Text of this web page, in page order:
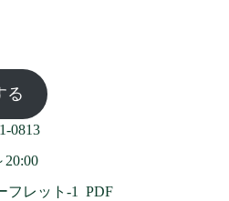
る
0813
20:00
フレット-1 PDF